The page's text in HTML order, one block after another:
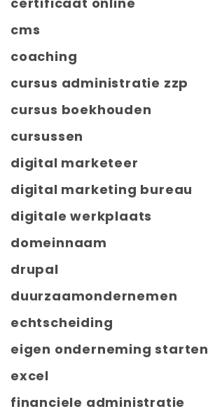
cms
coaching
cursus administratie zzp
cursus boekhouden
cursussen
digital marketeer
digital marketing bureau
digitale werkplaats
domeinnaam
drupal
duurzaamondernemen
echtscheiding
eigen onderneming starten
excel
financiele administratie